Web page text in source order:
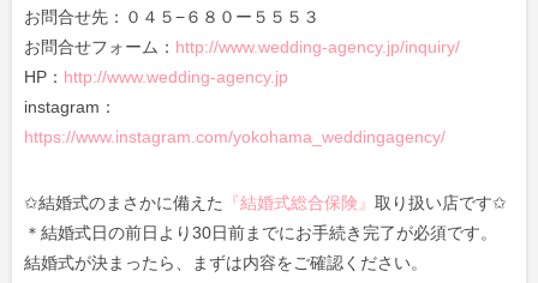
お問合せ先：０４５−６８０ー５５５３
お問合せフォーム： http://www.wedding-agency.jp/inquiry/
HP： http://www.wedding-agency.jp
instagram：
https://www.instagram.com/yokohama_weddingagency/
✩結婚式のまさかに備えた 『結婚式総合保険』 取り扱い店です✩
＊結婚式日の前日より30日前までにお手続き完了が必須です。
結婚式が決まったら、まずは内容をご確認ください。